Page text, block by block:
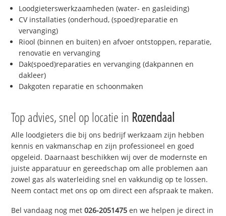
Loodgieterswerkzaamheden (water- en gasleiding)
CV installaties (onderhoud, (spoed)reparatie en
vervanging)
Riool (binnen en buiten) en afvoer ontstoppen, reparatie,
renovatie en vervanging
Dak(spoed)reparaties en vervanging (dakpannen en
dakleer)
Dakgoten reparatie en schoonmaken
Top advies, snel op locatie in Rozendaal
Alle loodgieters die bij ons bedrijf werkzaam zijn hebben
kennis en vakmanschap en zijn professioneel en goed
opgeleid. Daarnaast beschikken wij over de modernste en
juiste apparatuur en gereedschap om alle problemen aan
zowel gas als waterleiding snel en vakkundig op te lossen.
Neem contact met ons op om direct een afspraak te maken.
Bel vandaag nog met026-2051475 en we helpen je direct in